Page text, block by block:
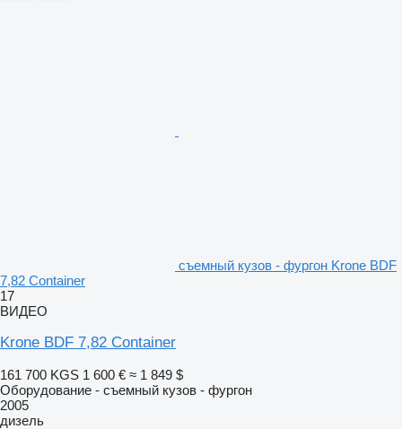
съемный кузов - фургон Krone BDF
7,82 Container
17
ВИДЕО
Krone BDF 7,82 Container
161 700 KGS 1 600 € ≈ 1 849 $
Оборудование - съемный кузов - фургон
2005
дизель